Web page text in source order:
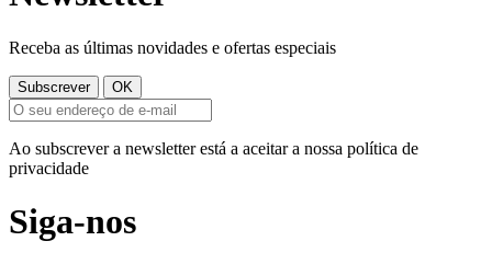
Receba as últimas novidades e ofertas especiais
Ao subscrever a newsletter está a aceitar a nossa política de
privacidade
Siga-nos